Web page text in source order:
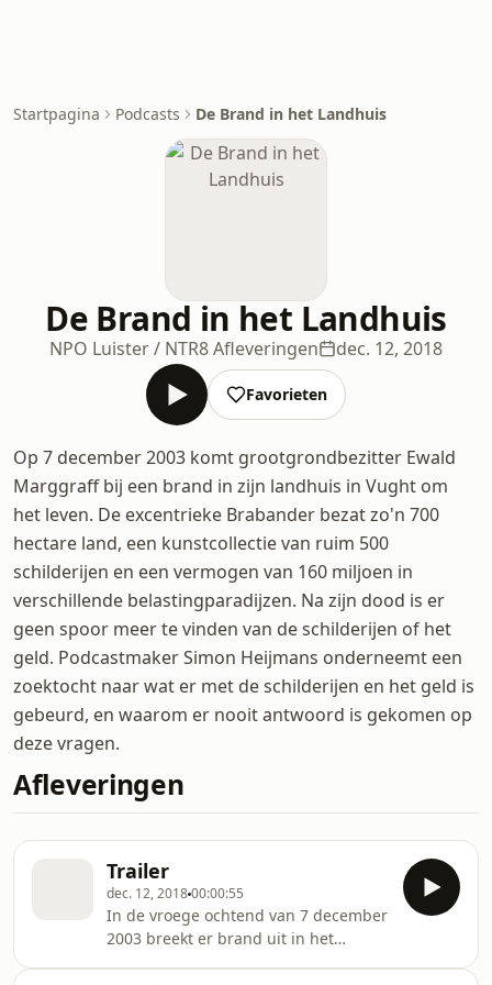
Startpagina Podcasts De Brand in het Landhuis
De Brand in het Landhuis
NPO Luister / NTR8 Afleveringen dec. 12, 2018
Favorieten
Op 7 december 2003 komt grootgrondbezitter Ewald
Marggraff bij een brand in zijn landhuis in Vught om
het leven. De excentrieke Brabander bezat zo'n 700
hectare land, een kunstcollectie van ruim 500
schilderijen en een vermogen van 160 miljoen in
verschillende belastingparadijzen. Na zijn dood is er
geen spoor meer te vinden van de schilderijen of het
geld. Podcastmaker Simon Heijmans onderneemt een
zoektocht naar wat er met de schilderijen en het geld is
gebeurd, en waarom er nooit antwoord is gekomen op
deze vragen.
Afleveringen
Trailer
dec. 12, 201800:00:55
In de vroege ochtend van 7 december
2003 breekt er brand uit in het